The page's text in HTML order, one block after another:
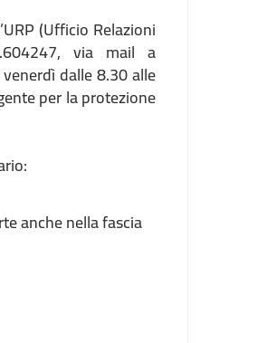
(Ufficio Relazioni
via mail a
dalle 8.30 alle
per la protezione
anche nella fascia